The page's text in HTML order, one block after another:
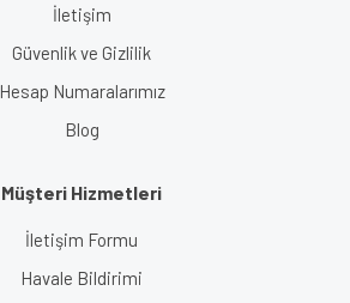
İletişim
Güvenlik ve Gizlilik
Hesap Numaralarımız
Blog
Müşteri Hizmetleri
İletişim Formu
Havale Bildirimi